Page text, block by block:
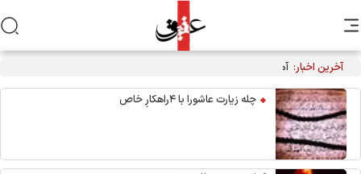
آخرین اخبار: آمریکا با ترور رهبری، پدر ایرانی‌ها را به شهادت رسانده و ما با
آمریکایی‌ها پدر کشتگی داریم/ به کمتر از محو اسرائیل و آمریکا
راضی نمی‌شویمچله زیارت عاشورا با ۴راهکارِ خاص